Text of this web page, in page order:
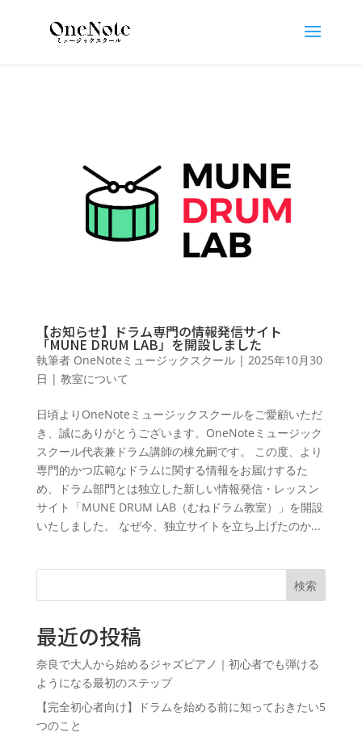
【お知らせ】ドラム専門の情報発信サイト
「MUNE DRUM LAB」を開設しました
執筆者 OneNoteミュージックスクール| 2025年10月30
日 | 教室について
日頃よりOneNoteミュージックスクールをご愛顧いただ
き、誠にありがとうございます。OneNoteミュージック
スクール代表兼ドラム講師の棟允嗣です。 この度、より
専門的かつ広範なドラムに関する情報をお届けするた
め、ドラム部門とは独立した新しい情報発信・レッスン
サイト「MUNE DRUM LAB（むねドラム教室）」を開設
いたしました。 なぜ今、独立サイトを立ち上げたのか...
検索
最近の投稿
奈良で大人から始めるジャズピアノ｜初心者でも弾ける
ようになる最初のステップ
【完全初心者向け】ドラムを始める前に知っておきたい5
つのこと